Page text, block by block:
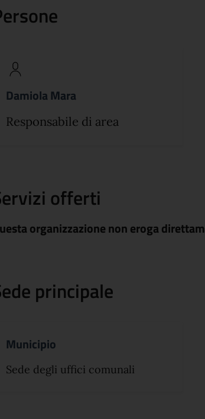
Damiola Mara
Responsabile di area
offerti
organizzazione non eroga
principale
Municipio
Sede degli uffici comunali